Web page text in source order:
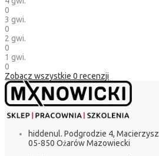
0
3 gwi.
0
2 gwi.
0
1 gwi.
0
Zobacz wszystkie 0 recenzji
hiddenul. Podgrodzie 4, Macierzysz
05-850 Ożarów Mazowiecki